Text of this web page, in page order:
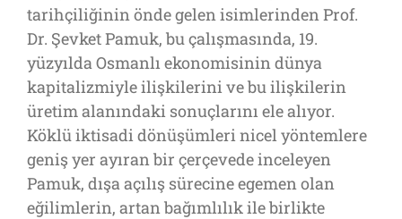
tarihçiliğinin önde gelen isimlerinden Prof.
Dr. Şevket Pamuk, bu çalışmasında, 19.
yüzyılda Osmanlı ekonomisinin dünya
kapitalizmiyle ilişkilerini ve bu ilişkilerin
üretim alanındaki sonuçlarını ele alıyor.
Köklü iktisadi dönüşümleri nicel yöntemlere
geniş yer ayıran bir çerçevede inceleyen
Pamuk, dışa açılış sürecine egemen olan
eğilimlerin, artan bağımlılık ile birlikte